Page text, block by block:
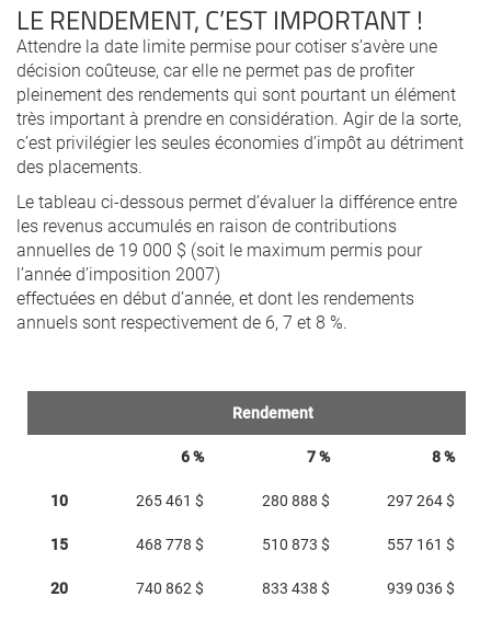
LE RENDEMENT, C’EST IMPORTANT !
Attendre la date limite permise pour cotiser s’avère une
décision coûteuse, car elle ne permet pas de profiter
pleinement des rendements qui sont pourtant un élément
très important à prendre en considération. Agir de la sorte,
c’est privilégier les seules économies d’impôt au détriment
des placements.
Le tableau ci-dessous permet d’évaluer la différence entre
les revenus accumulés en raison de contributions
annuelles de 19 000 $ (soit le maximum permis pour
l’année d’imposition 2007)
effectuées en début d’année, et dont les rendements
annuels sont respectivement de 6, 7 et 8 %.
Rendement
6 % 7 % 8 %
10 265 461 $ 280 888 $ 297 264 $
15 468 778 $ 510 873 $ 557 161 $
20 740 862 $ 833 438 $ 939 036 $